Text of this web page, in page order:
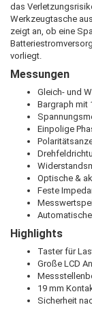
das
Werkzeugtasche
zeigt an, ob eine
vorliegt.
Messungen
Gleich- und
Bargraph mit
Einpolige
Optische &
Feste
Highlights
Taster für
Große LCD
19 mm
Sicherheit